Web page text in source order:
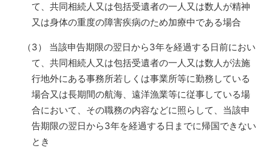
て、共同相続人又は包括受遺者の一人又は数人が精神
又は身体の重度の障害疾病のため加療中である場合
（3） 当該申告期限の翌日から3年を経過する日前におい
て、共同相続人又は包括受遺者の一人又は数人が法施
行地外にある事務所若しくは事業所等に勤務している
場合又は長期間の航海、遠洋漁業等に従事している場
合において、その職務の内容などに照らして、当該申
告期限の翌日から3年を経過する日までに帰国できない
とき